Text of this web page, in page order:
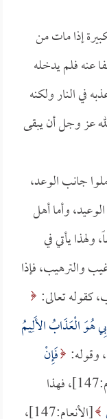
إذا مات من
عنه فلم يدخله
في النار ولكنه
عز وجل أن يبقى
جانب الوعد،
وأما أهل
ولهذا يأتي في
والترهيب، فإذا
كقوله تعالى:
هُوَ الْعَذَابُ الأَلِيمُ
فَإِنْ
[الأنعام:147]، فهذا